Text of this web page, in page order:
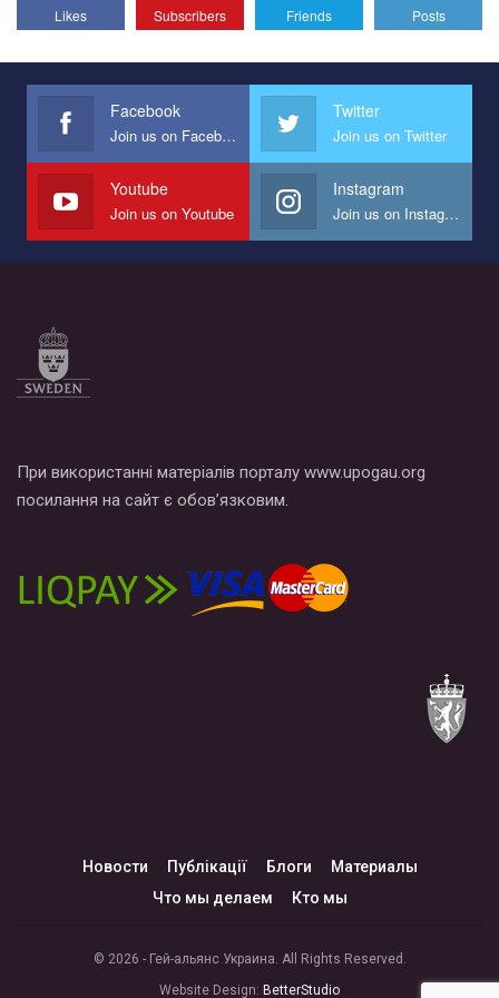
Эмоционально сильный ролик от команды "Гей-альянс
представляющий программу развития организации.
Мы просим вас поддержать нас и помочь нам реализовать
наш план по борьбе с насилием и дискриминацией на почве
СОГИ в Украине.
Все, что вам нужно сделать - это зайти на наш канал YouTube
по этой ссылке и поставить лайк под видео.
Likes Subscribers Friends Posts
Facebook
Join us on Facebook
Twitter
Join us on Twitter
Youtube
Join us on Youtube
Instagram
Join us on Instagram
При використанні матеріалів порталу www.upogau.org
посилання на сайт є обов’язковим.
Новости Публікації Блоги
Материалы
Что мы делаем
Кто мы
© 2026 - Гей-альянс Украина. All Rights Reserved.
Website Design: BetterStudio